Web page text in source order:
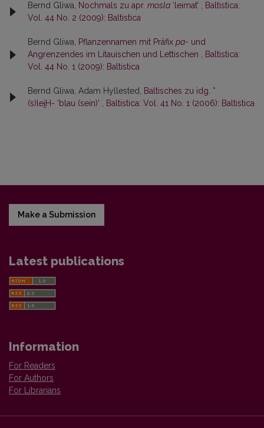
Bernd Gliwa, Nochmals zu apr. mosla ‘leimat’
Baltistica:
Vol. 44 No. 2 (2009): Baltistica
Bernd Gliwa, Pflanzennamen mit Präfix pa- und
Angrenzendes im Litauischen und Lettischen
Baltistica:
Vol. 44 No. 1 (2009): Baltistica
Bernd Gliwa, Adam Hyllested,
Baltisches zu idg. *
(s)lei̯H- ‘blau (sein)’
Baltistica: Vol. 41 No. 1 (2006): Baltistica
Make a Submission
Latest publications
Information
For Readers
For Authors
For Librarians